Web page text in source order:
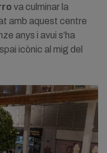
va culminar la
amb aquest centre
anys i avui s’ha
icònic al mig del